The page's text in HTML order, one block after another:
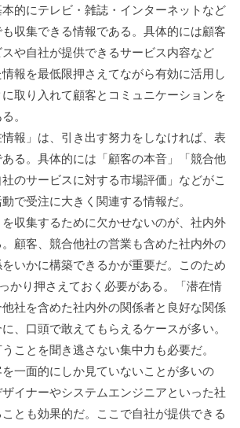
的にテレビ・雑誌・インターネットなど
収集できる情報である。具体的には顧客
や自社が提供できるサービス内容など
報を最低限押さえてながら有効に活用し
取り入れて顧客とコミュニケーションを
。
報」は、引き出す努力をしなければ、表
る。具体的には「顧客の本音」「競合他
のサービスに対する市場評価」などがこ
で受注に大きく関連する情報だ。
収集するために欠かせないのが、社内外
顧客、競合他社の営業も含めた社内外の
いかに構築できるかが重要だ。このため
かり押さえておく必要がある。「潜在情
社を含めた社内外の関係者と良好な関係
、口頭で敢えてもらえるケースが多い。
ことを聞き逃さない集中力も必要だ。
一面的にしか見ていないことが多いの
イナーやシステムエンジニアといった社
とも効果的だ。ここで自社が提供できる